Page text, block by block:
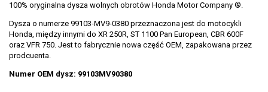
100% oryginalna dysza wolnych obrotów Honda Motor Company ®.
Dysza o numerze 99103-MV9-0380 przeznaczona jest do motocykli
Honda, między innymi do XR 250R, ST 1100 Pan European, CBR 600F
oraz VFR 750. Jest to fabrycznie nowa część OEM, zapakowana przez
prodcuenta.
Numer OEM dysz: 99103MV90380